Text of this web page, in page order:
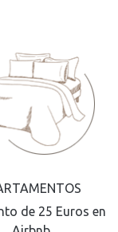
de 25 Euros en